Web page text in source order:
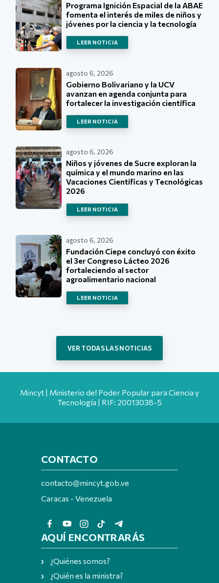
Programa Ignición Espacial de la ABAE
fomenta el interés de miles de niños y
jóvenes por la ciencia y la tecnología
LEER NOTICIA
agosto 6, 2026
Gobierno Bolivariano y la UCV
avanzan en agenda conjunta para
fortalecer la investigación científica
LEER NOTICIA
agosto 6, 2026
Niños y jóvenes de Sucre exploran la
química y el mundo marino en las
Vacaciones Científicas y Tecnológicas
2026
LEER NOTICIA
agosto 6, 2026
Fundación Ciepe concluyó con éxito
el 3er Congreso Lácteo 2026
fortaleciendo al sector
agroalimentario nacional
LEER NOTICIA
VER TODAS LAS NOTICIAS
Mincyt | Ministerio del Poder Popular para Ciencia y
Tecnología | RIF: 20013038-5
CONTACTO
contacto@mincyt.gob.ve
Caracas - Venezuela
AQUÍ ENCONTRARÁS
¿Quiénes somos?
¿Quién es la ministra?